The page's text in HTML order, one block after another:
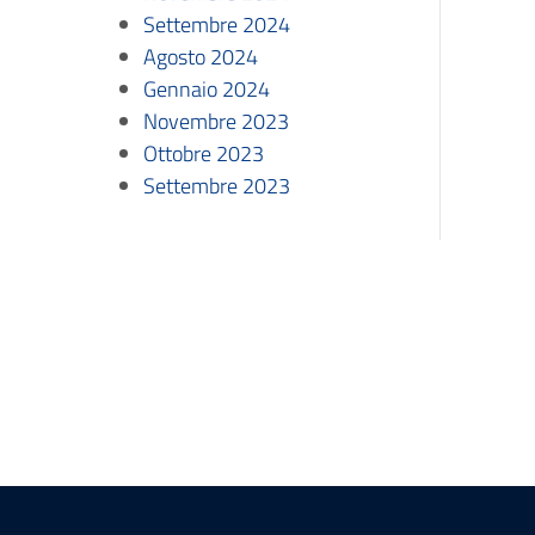
Settembre 2024
Agosto 2024
Gennaio 2024
Novembre 2023
Ottobre 2023
Settembre 2023